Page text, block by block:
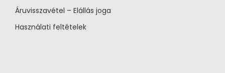
Áruvisszavétel – Elállás joga
Használati feltételek